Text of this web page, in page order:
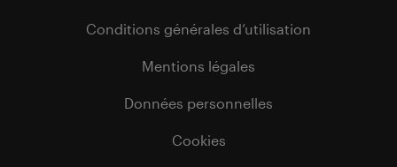
Conditions générales d’utilisation
Mentions légales
Données personnelles
Cookies